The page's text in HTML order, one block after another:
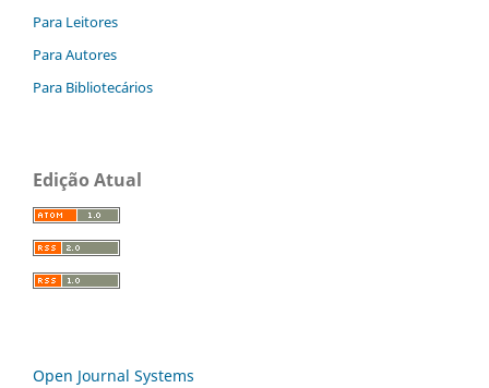
Para Leitores
Para Autores
Para Bibliotecários
Edição Atual
Open Journal Systems